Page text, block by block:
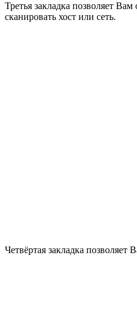
Третья закладка позволяет
сканировать хост или сеть.
Четвёртая закладка